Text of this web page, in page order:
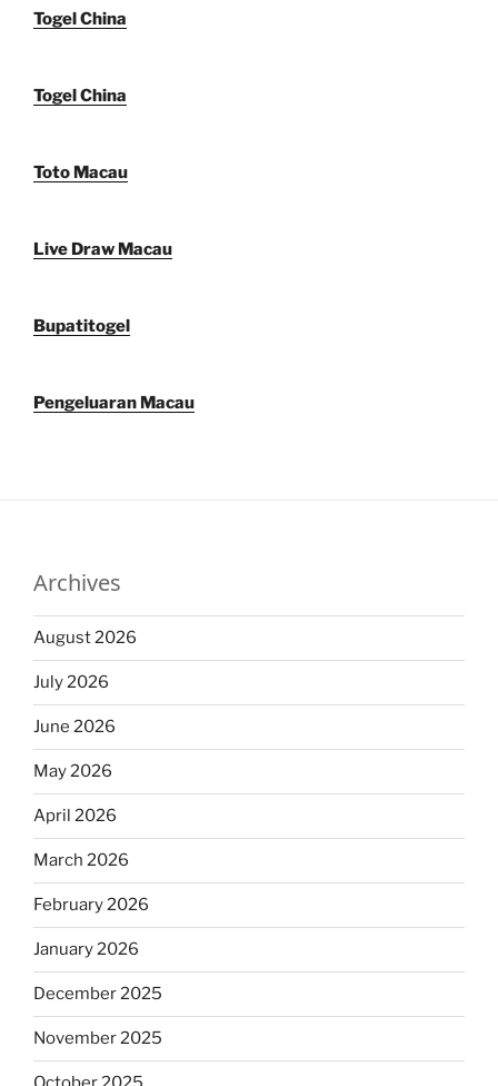
Togel China
Togel China
Toto Macau
Live Draw Macau
Bupatitogel
Pengeluaran Macau
Archives
August 2026
July 2026
June 2026
May 2026
April 2026
March 2026
February 2026
January 2026
December 2025
November 2025